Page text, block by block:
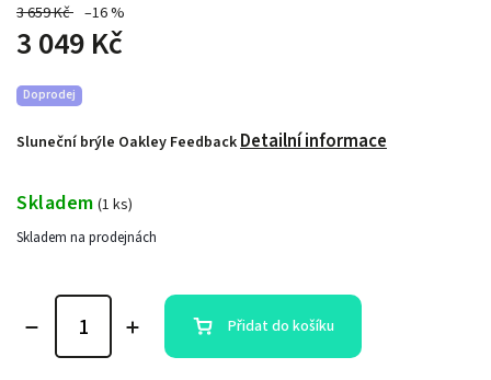
3 659 Kč –16 %
3 049 Kč
Sluneční brýle Oakley FeedbackDetailní informace
Doprodej
Skladem (1 ks)
Skladem na prodejnách
Přidat do košíku